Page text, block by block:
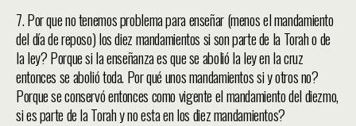
7. Por que no tenemos problema para enseñar (menos el mandamiento
del día de reposo) los diez mandamientos si son parte de la Torah o de
la ley? Porque si la enseñanza es que se abolió la ley en la cruz
entonces se abolió toda. Por qué unos mandamientos si y otros no?
Porque se conservó entonces como vigente el mandamiento del diezmo,
si es parte de la Torah y no esta en los diez mandamientos?